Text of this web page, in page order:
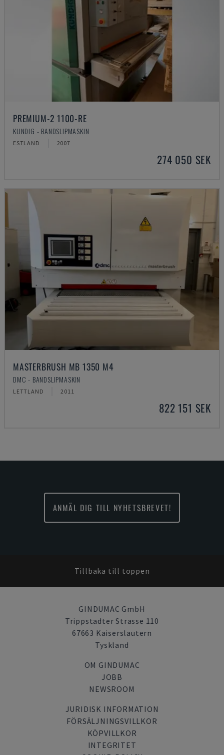
PREMIUM-2 1100-RE
KUNDIG - BANDSLIPMASKIN
ESTLAND 2007
274 050 SEK
MASTERBRUSH MB 1350 M4
DMC - BANDSLIPMASKIN
LETTLAND 2011
822 151 SEK
ANMÄL DIG TILL NYHETSBREVET!
Tillbaka till toppen
GINDUMAC GmbH
Trippstadter Strasse 110
67663 Kaiserslautern
Tyskland
OM GINDUMAC
JOBB
NEWSROOM
JURIDISK INFORMATION
FÖRSÄLJNINGSVILLKOR
KÖPVILLKOR
INTEGRITET